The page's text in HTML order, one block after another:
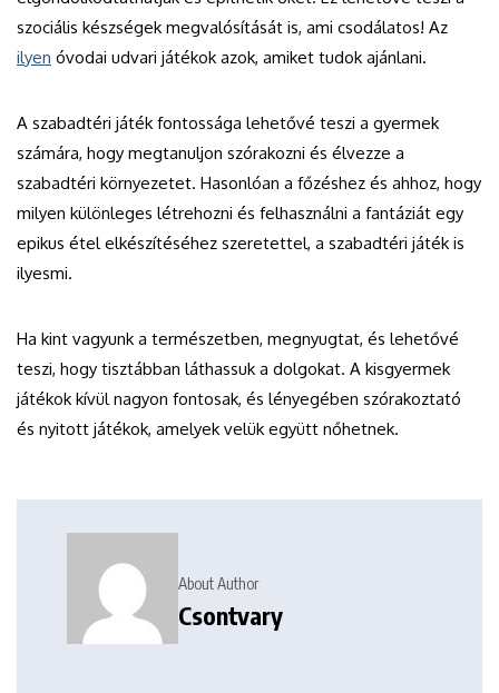
szociális készségek megvalósítását is, ami csodálatos! Az
ilyen óvodai udvari játékok azok, amiket tudok ajánlani.
A szabadtéri játék fontossága lehetővé teszi a gyermek
számára, hogy megtanuljon szórakozni és élvezze a
szabadtéri környezetet. Hasonlóan a főzéshez és ahhoz, hogy
milyen különleges létrehozni és felhasználni a fantáziát egy
epikus étel elkészítéséhez szeretettel, a szabadtéri játék is
ilyesmi.
Ha kint vagyunk a természetben, megnyugtat, és lehetővé
teszi, hogy tisztábban láthassuk a dolgokat. A kisgyermek
játékok kívül nagyon fontosak, és lényegében szórakoztató
és nyitott játékok, amelyek velük együtt nőhetnek.
About Author
Csontvary